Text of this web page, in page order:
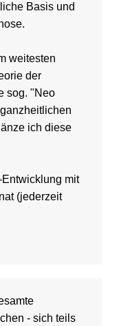
Basis und
weitesten
der
sog. "Neo
ich diese
mit
(jederzeit
- sich teils